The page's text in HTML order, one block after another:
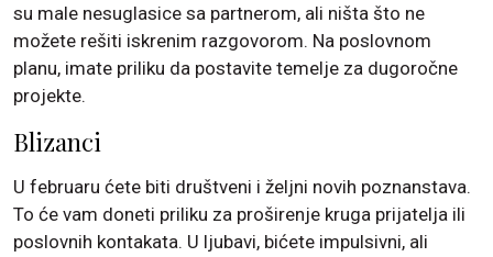
su male nesuglasice sa partnerom, ali ništa što ne
možete rešiti iskrenim razgovorom. Na poslovnom
planu, imate priliku da postavite temelje za dugoročne
projekte.
Blizanci
U februaru ćete biti društveni i željni novih poznanstava.
To će vam doneti priliku za proširenje kruga prijatelja ili
poslovnih kontakata. U ljubavi, bićete impulsivni, ali